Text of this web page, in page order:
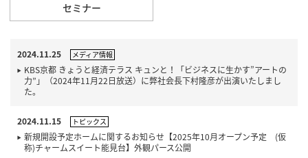
セミナー
2024.11.25 メディア情報
KBS京都 きょうと経済テラス キュンと！「ビジネスに生かす”アートの
力”」（2024年11月22日放送）に弊社会長下村隆彦が出演いたしまし
た。
2024.11.15 トピックス
新規開設予定ホームに関するお知らせ【2025年10月オープン予定 (仮
称)チャームスイート能見台】外観パース公開